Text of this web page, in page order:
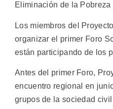
Eliminación de la Pobreza
Los miembros del
organizar el primer Foro
están participando de los
Antes del primer Foro,
encuentro regional en
grupos de la sociedad